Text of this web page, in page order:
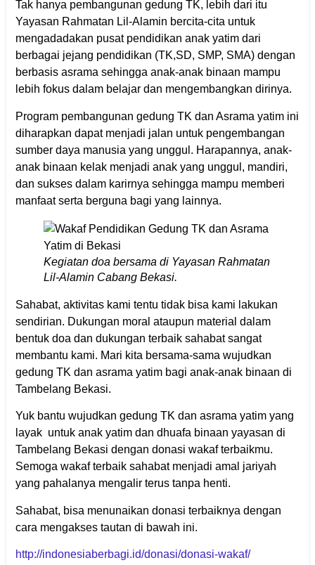
Tak hanya pembangunan gedung TK, lebih dari itu
Yayasan Rahmatan Lil-Alamin bercita-cita untuk
mengadadakan pusat pendidikan anak yatim dari
berbagai jejang pendidikan (TK,SD, SMP, SMA) dengan
berbasis asrama sehingga anak-anak binaan mampu
lebih fokus dalam belajar dan mengembangkan dirinya.
Program pembangunan gedung TK dan Asrama yatim ini
diharapkan dapat menjadi jalan untuk pengembangan
sumber daya manusia yang unggul. Harapannya, anak-
anak binaan kelak menjadi anak yang unggul, mandiri,
dan sukses dalam karirnya sehingga mampu memberi
manfaat serta berguna bagi yang lainnya.
Kegiatan doa bersama di Yayasan Rahmatan
Lil-Alamin Cabang Bekasi.
Sahabat, aktivitas kami tentu tidak bisa kami lakukan
sendirian. Dukungan moral ataupun material dalam
bentuk doa dan dukungan terbaik sahabat sangat
membantu kami. Mari kita bersama-sama wujudkan
gedung TK dan asrama yatim bagi anak-anak binaan di
Tambelang Bekasi.
Yuk bantu wujudkan gedung TK dan asrama yatim yang
layak untuk anak yatim dan dhuafa binaan yayasan di
Tambelang Bekasi dengan donasi wakaf terbaikmu.
Semoga wakaf terbaik sahabat menjadi amal jariyah
yang pahalanya mengalir terus tanpa henti.
Sahabat, bisa menunaikan donasi terbaiknya dengan
cara mengakses tautan di bawah ini.
http://indonesiaberbagi.id/donasi/donasi-wakaf/